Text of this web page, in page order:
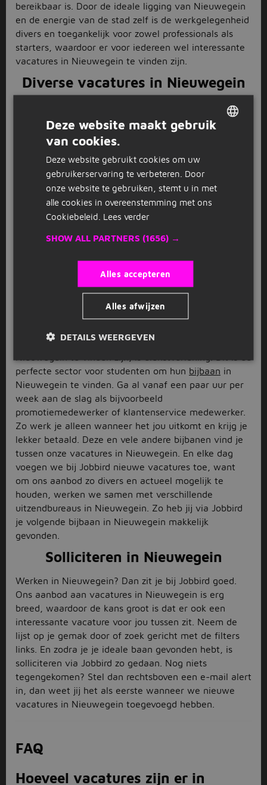
bereikbaar is. Door de ideale ligging van Nieuwegein
en de energie van de stad zelf is de werkgelegenheid
divers en toegankelijk voor zowel professionals als
starters, waardoor er voor iedereen wel interessante
vacatures in Nieuwegein te vinden zijn.
Diverse vacatures in Nieuwegein
Nieuwegein richt zich sinds mei 2017 sterk op de
werkgelegenheid en de economie om het aanbod in
vacatures in Nieuwegein diverser en aantrekkelijker
te maken. Om dit te realiseren, werkt de gemeente
samen met verschillende ondernemers en
maatschappelijke instellingen. Op het moment gaat
de aandacht naar de opleiding van haar inwoners.
Bijvoorbeeld door het onderwijs nauw aan te laten
sluiten op de arbeidsmarkt en hoogopgeleide mensen
vacatures in Nieuwegein, die op het moment
en logistiek zijn, door de tijd heen explosief
toenemen, maar ook in andere sectoren. Zo wordt
Bijbaan in Nieuwegein
Een van de sectoren waar veel vacatures in
perfecte sector voor studenten om hun bijbaan in
Nieuwegein te vinden. Ga al vanaf een paar uur per
week aan de slag als bijvoorbeeld
promotiemedewerker of klantenservice medewerker.
Zo werk je alleen wanneer het jou uitkomt en krijg je
lekker betaald. Deze en vele andere bijbanen vind je
tussen onze vacatures in Nieuwegein. En elke dag
voegen we bij Jobbird nieuwe vacatures toe, want
om ons aanbod zo divers en actueel mogelijk te
houden, werken we samen met verschillende
uitzendbureaus in Nieuwegein. Zo heb jij via Jobbird
je volgende bijbaan in Nieuwegein makkelijk
gevonden.
Solliciteren in Nieuwegein
Werken in Nieuwegein? Dan zit je bij Jobbird goed.
Ons aanbod aan vacatures in Nieuwegein is erg
breed, waardoor de kans groot is dat er ook een
interessante vacature voor jou tussen zit. Neem de
lijst op je gemak door of zoek gericht met de filters
links. En zodra je je ideale baan gevonden hebt, is
solliciteren via Jobbird zo gedaan. Nog niets
tegengekomen? Stel dan rechtsboven een e-mail alert
in, dan weet jij het als eerste wanneer we nieuwe
vacatures in Nieuwegein toegevoegd hebben.
FAQ
Hoeveel vacatures zijn er in
Deze website maakt gebruik
van cookies.
Deze website gebruikt cookies om uw
gebruikerservaring te verbeteren. Door
onze website te gebruiken, stemt u in met
alle cookies in overeenstemming met ons
Cookiebeleid. Lees verder
SHOW ALL PARTNERS (1656) →
Alles accepteren
Alles afwijzen
DETAILS WEERGEVEN